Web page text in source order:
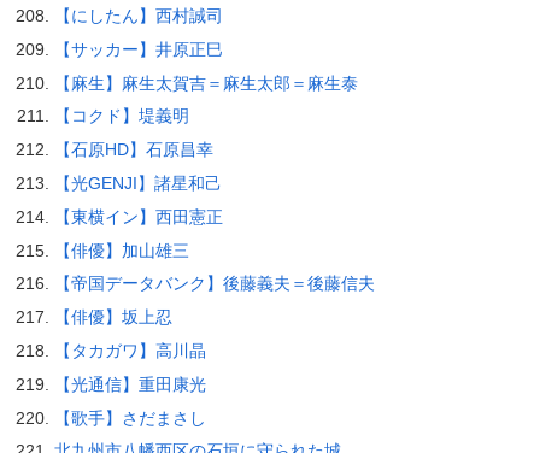
【にしたん】西村誠司
【サッカー】井原正巳
【麻生】麻生太賀吉＝麻生太郎＝麻生泰
【コクド】堤義明
【石原HD】石原昌幸
【光GENJI】諸星和己
【東横イン】西田憲正
【俳優】加山雄三
【帝国データバンク】後藤義夫＝後藤信夫
【俳優】坂上忍
【タカガワ】高川晶
【光通信】重田康光
【歌手】さだまさし